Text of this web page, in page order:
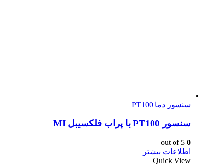
سنسور دما PT100
سنسور PT100 با پراب فلکسیبل MI
0
اطلاعات بیشتر
Quick View